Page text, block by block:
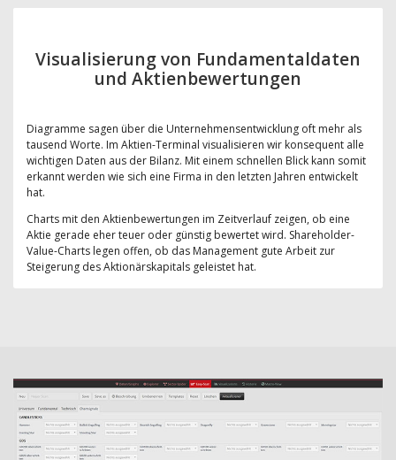
Visualisierung von Fundamentaldaten
und Aktienbewertungen
Diagramme sagen über die Unternehmensentwicklung oft mehr als
tausend Worte. Im Aktien-Terminal visualisieren wir konsequent alle
wichtigen Daten aus der Bilanz. Mit einem schnellen Blick kann somit
erkannt werden wie sich eine Firma in den letzten Jahren entwickelt
hat.
Charts mit den Aktienbewertungen im Zeitverlauf zeigen, ob eine
Aktie gerade eher teuer oder günstig bewertet wird. Shareholder-
Value-Charts legen offen, ob das Management gute Arbeit zur
Steigerung des Aktionärskapitals geleistet hat.